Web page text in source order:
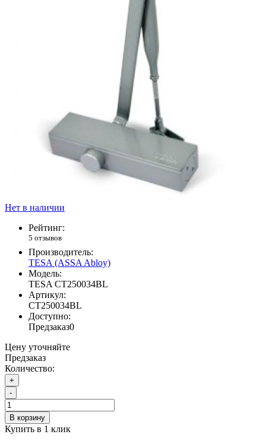
Нет в наличии
Рейтинг:
5 отзывов
Производитель:
TESA (ASSA Abloy)
Модель:
TESA СT250034ВL
Артикул:
СT250034ВL
Доступно:
Предзаказ0
Цену уточняйте
Предзаказ
Количество:
+
-
В корзину
Купить в 1 клик